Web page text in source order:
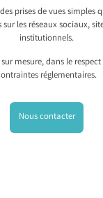
prises de vues simples
sur les réseaux sociaux,
institutionnels.
mesure, dans le
réglementaires.
Nous contacter